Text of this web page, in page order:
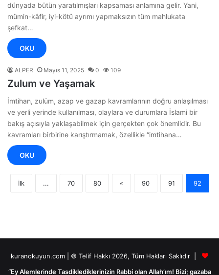
dünyada bütün yaratılmışları kapsaması anlamına gelir. Yani,
mümin-kâfir, iyi-kötü ayrımı yapmaksızın tüm mahlukata
şefkat…
OKU
ALPER Mayıs 11, 2025 0 109
Zulum ve Yaşamak
İmtihan, zulüm, azap ve gazap kavramlarının doğru anlaşılması
ve yerli yerinde kullanılması, olaylara ve durumlara İslami bir
bakış açısıyla yaklaşabilmek için gerçekten çok önemlidir. Bu
kavramları birbirine karıştırmamak, özellikle “imtihana…
OKU
İlk ... 70 80 « 90 91 92
kuranokuyun.com | © Telif Hakkı 2026, Tüm Hakları Saklıdır |
“Ey Alemlerinde Tasdiklediklerinizin Rabbi olan Allah’ım! Bizi; gazaba